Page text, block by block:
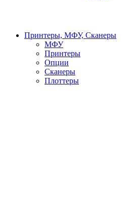
Принтеры, МФУ, Сканеры
МФУ
Принтеры
Опции
Сканеры
Плоттеры